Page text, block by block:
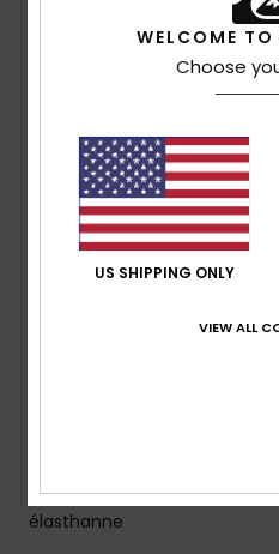
Caractéristiques
maximum de confort à
l'extérieur
4-way stretch
Modèle fabriqué à partir
recyclées
Composition53% polyester
élasthanne
WELCOME
Choose
US SHIPPING ONLY
VIEW ALL